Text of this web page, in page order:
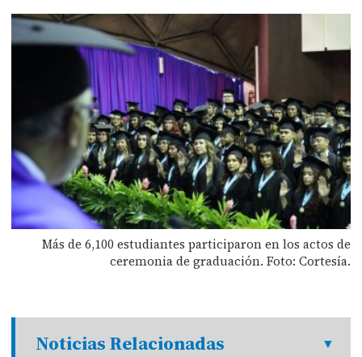
Más de 6,100 estudiantes participaron en los actos de
ceremonia de graduación. Foto: Cortesía.
Noticias Relacionadas